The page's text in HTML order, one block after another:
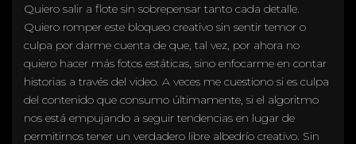
Quiero salir a flote sin sobrepensar tanto cada detalle.
Quiero romper este bloqueo creativo sin sentir temor o
culpa por darme cuenta de que, tal vez, por ahora no
quiero hacer más fotos estáticas, sino enfocarme en contar
historias a través del video. A veces me cuestiono si es culpa
del contenido que consumo últimamente, si el algoritmo
nos está empujando a seguir tendencias en lugar de
permitirnos tener un verdadero libre albedrío creativo. Sin